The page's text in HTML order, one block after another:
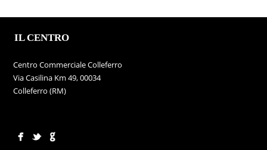
IL CENTRO
Centro Commerciale Colleferro
Via Casilina Km 49, 00034
Colleferro (RM)